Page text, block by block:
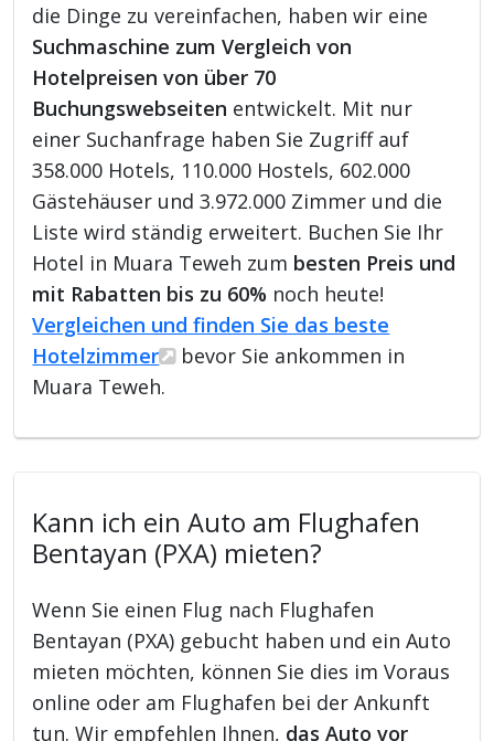
die Dinge zu vereinfachen, haben wir eine
Suchmaschine zum Vergleich von
Hotelpreisen von über 70
Buchungswebseiten entwickelt. Mit nur
einer Suchanfrage haben Sie Zugriff auf
358.000 Hotels, 110.000 Hostels, 602.000
Gästehäuser und 3.972.000 Zimmer und die
Liste wird ständig erweitert. Buchen Sie Ihr
Hotel in Muara Teweh zum besten Preis und
mit Rabatten bis zu 60% noch heute!
Vergleichen und finden Sie das beste
Hotelzimmer
bevor Sie ankommen in
Muara Teweh.
Kann ich ein Auto am Flughafen
Bentayan (PXA) mieten?
Wenn Sie einen Flug nach Flughafen
Bentayan (PXA) gebucht haben und ein Auto
mieten möchten, können Sie dies im Voraus
online oder am Flughafen bei der Ankunft
tun. Wir empfehlen Ihnen, das Auto vor